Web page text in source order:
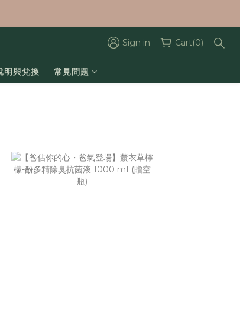
Sign in Cart(0)
與兌換 常見問題